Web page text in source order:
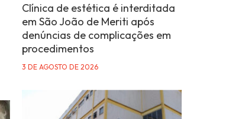
Clínica de estética é interditada
em São João de Meriti após
denúncias de complicações em
procedimentos
3 DE AGOSTO DE 2026